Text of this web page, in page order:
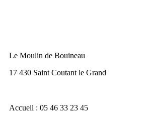
Le Moulin de Bouineau
17 430 Saint Coutant le Grand
Accueil : 05 46 33 23 45